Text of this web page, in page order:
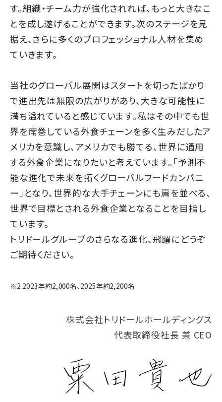
す。組織・チーム力が強化されれば、もっと大きなこ
とを成し遂げることができます。次のステージを見
据え、さらに多くのプロフェッショナル人材を集め
ていきます。
当社のグローバル展開はスタートを切ったばかり
で進出先は無限の広がりがあり、大きな可能性に
満ち溢れていると感じています。私はその中でも世
界を席巻している外食チェーンを多く生みだしたア
メリカを意識し、アメリカでも勝てる、世界に通用
する外食企業になりたいと考えています。「予測不
能な進化で未来を拓くグローバルフードカンパニ
ー」となり、世界的な大手チェーンにも肩を並べる、
世界で目標とされる外食企業となることを目指し
ています。
トリドールグループのさらなる進化、飛躍にどうぞ
ご期待ください。
※2 2023年約2,000名、2025年約2,200名
株式会社トリドールホールディングス
代表取締役社長 兼 CEO